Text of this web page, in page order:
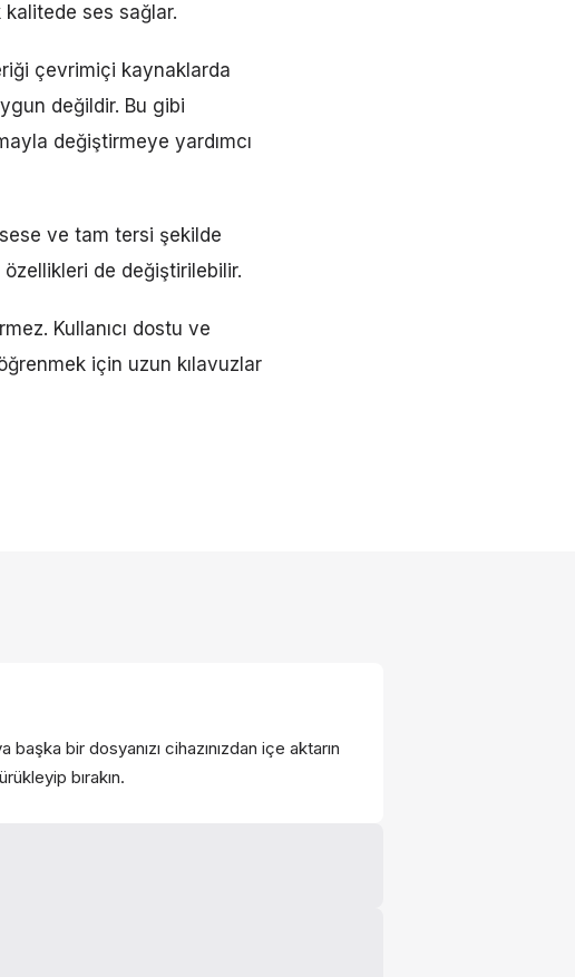
kalitede ses sağlar.
çevrimiçi kaynaklarda
değildir. Bu gibi
değiştirmeye yardımcı
ve tam tersi şekilde
özellikleri de değiştirilebilir.
Kullanıcı dostu ve
için uzun kılavuzlar
başka bir dosyanızı cihazınızdan içe aktarın
bırakın.